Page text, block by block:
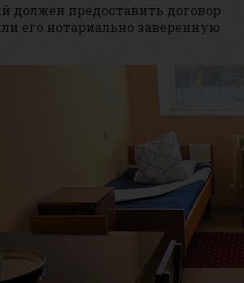
должен предоставить договор
его нотариально заверенную